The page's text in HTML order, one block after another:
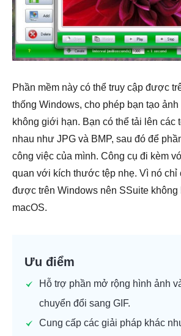
Phần mềm này có thể truy cập được
thống Windows, cho phép bạn tạo ảnh
không giới hạn. Bạn có thể tải lên các
nhau như JPG và BMP, sau đó để
công việc của mình. Công cụ đi kèm
quan với kích thước tệp nhẹ. Vì nó chỉ
được trên Windows nên SSuite không
macOS.
Ưu điểm
Hỗ trợ phần mở rộng hình ảnh
chuyển đổi sang GIF.
Cung cấp các giải pháp khác